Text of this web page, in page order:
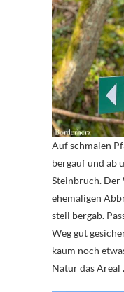
Auf schmalen
bergauf und ab
Steinbruch. Der
ehemaligen
steil bergab.
Weg gut
kaum noch
Natur das